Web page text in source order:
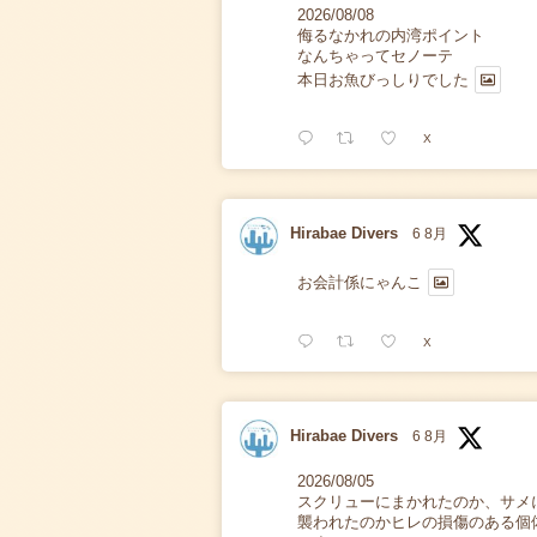
2026/08/08
侮るなかれの内湾ポイント
なんちゃってセノーテ
本日お魚びっしりでした
X
Hirabae Divers 6 8月
お会計係にゃんこ
X
Hirabae Divers 6 8月
2026/08/05
スクリューにまかれたのか、サメ
襲われたのかヒレの損傷のある個